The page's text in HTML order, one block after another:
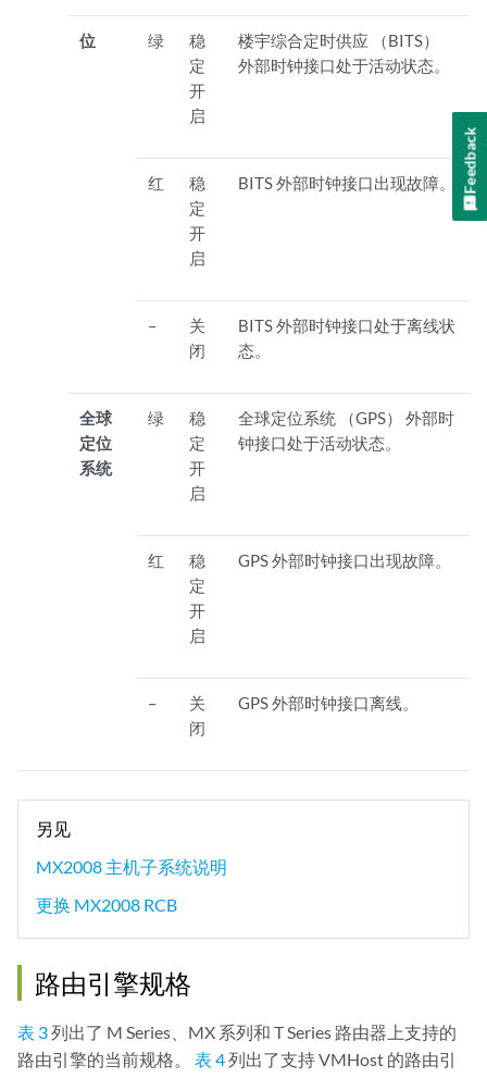
位 绿
稳
定
开
启
楼宇综合定时供应 （BITS）
外部时钟接口处于活动状态。
红
稳
定
开
启
BITS 外部时钟接口出现故障。
–
关
闭
BITS 外部时钟接口处于离线状
态。
全球
定位
系统
绿
稳
定
开
启
全球定位系统 （GPS） 外部时
钟接口处于活动状态。
红
稳
定
开
启
GPS 外部时钟接口出现故障。
–
关
闭
GPS 外部时钟接口离线。
另见
MX2008 主机子系统说明
更换 MX2008 RCB
路由引擎规格
表 3列出了 M Series、MX 系列和 T Series 路由器上支持的
路由引擎的当前规格。 表 4列出了支持 VMHost 的路由引
Feedback